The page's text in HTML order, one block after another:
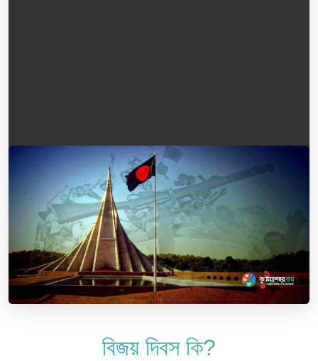
বিজয় দিবস কি?